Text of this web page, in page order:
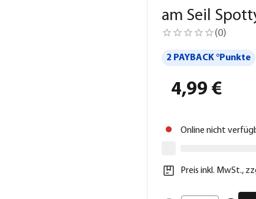
am Seil
(0)
2 PAYBACK °Punkte
4,99 €
Online nicht
Preis inkl. MwSt.,